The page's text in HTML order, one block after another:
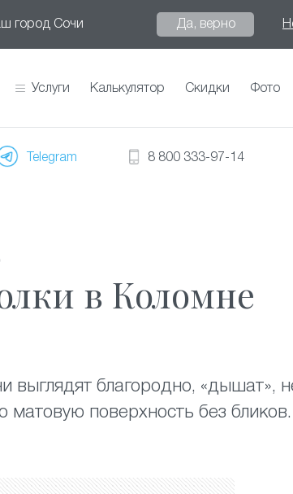
город Сочи Да, верно
Услуги Калькулятор Скидки Фото
Telegram 8 800 333-97-14
в Коломне
выглядят благородно, «дышат»,
поверхность без бликов.